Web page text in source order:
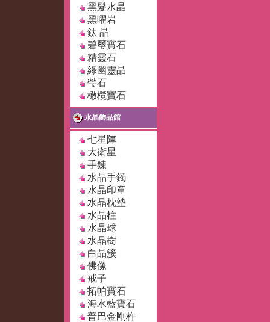
黑髮水晶
黑曜岩
鈦 晶
碧璽寶石
精靈石
綠幽靈晶
瑩石
橄欖寶石
水晶飾品館
七星陣
大衛星
手鍊
水晶手鐲
水晶印章
水晶枕墊
水晶柱
水晶球
水晶樹
白晶簇
佛像
戒子
拓帕寶石
海水藍寶石
普巴金剛杵